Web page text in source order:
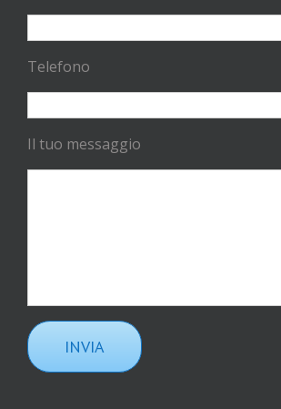
Telefono
Il tuo messaggio